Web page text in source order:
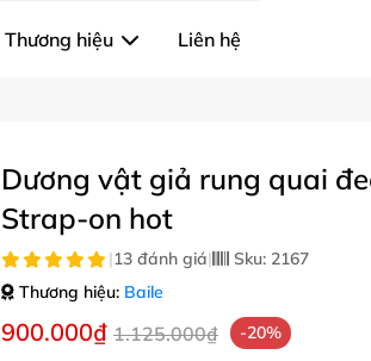
Thương hiệu Liên hệ
Dương vật giả rung quai
Strap-on hot
|13 đánh giá| Sku: 2167
Thương hiệu: Baile
900.000₫ 1.125.000₫ -20%